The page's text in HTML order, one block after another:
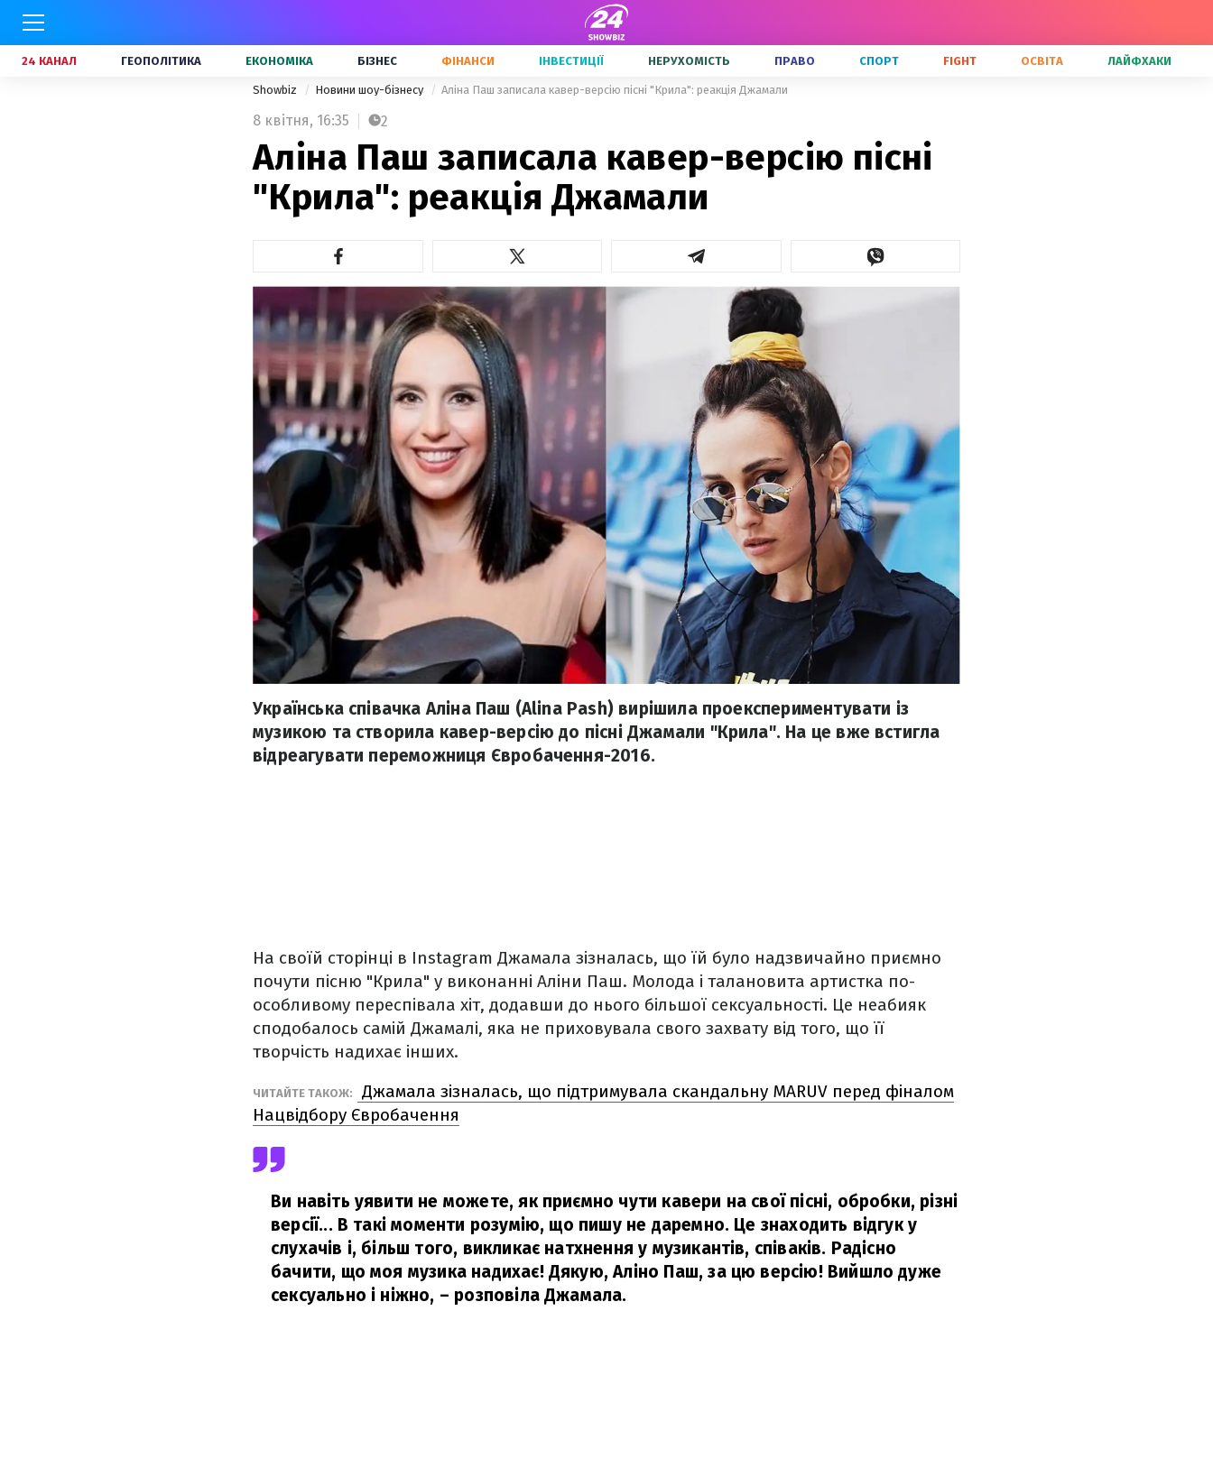
24 КАНАЛ ГЕОПОЛІТИКА ЕКОНОМІКА БІЗНЕС ФІНАНСИ ІНВЕСТИЦІЇ НЕРУХОМІСТЬ ПРАВО СПОРТ FIGHT ОСВІТА ЛАЙФХАКИ
Showbiz Новини шоу-бізнесу Аліна Паш записала кавер-версію пісні "Крила": реакція Джамали
8 квітня, 16:35 2
Аліна Паш записала кавер-версію пісні
"Крила": реакція Джамали
Українська співачка Аліна Паш (Alina Pash) вирішила проекспериментувати із
музикою та створила кавер-версію до пісні Джамали "Крила". На це вже встигла
відреагувати переможниця Євробачення-2016.
На своїй сторінці в Instagram Джамала зізналась, що їй було надзвичайно приємно
почути пісню "Крила" у виконанні Аліни Паш. Молода і талановита артистка по-
особливому переспівала хіт, додавши до нього більшої сексуальності. Це неабияк
сподобалось самій Джамалі, яка не приховувала свого захвату від того, що її
творчість надихає інших.
ЧИТАЙТЕ ТАКОЖ:
Джамала зізналась, що підтримувала скандальну MARUV перед фіналом
Нацвідбору Євробачення
Ви навіть уявити не можете, як приємно чути кавери на свої пісні, обробки, різні
версії... В такі моменти розумію, що пишу не даремно. Це знаходить відгук у
слухачів і, більш того, викликає натхнення у музикантів, співаків. Радісно
бачити, що моя музика надихає! Дякую, Аліно Паш, за цю версію! Вийшло дуже
сексуально і ніжно, – розповіла Джамала.